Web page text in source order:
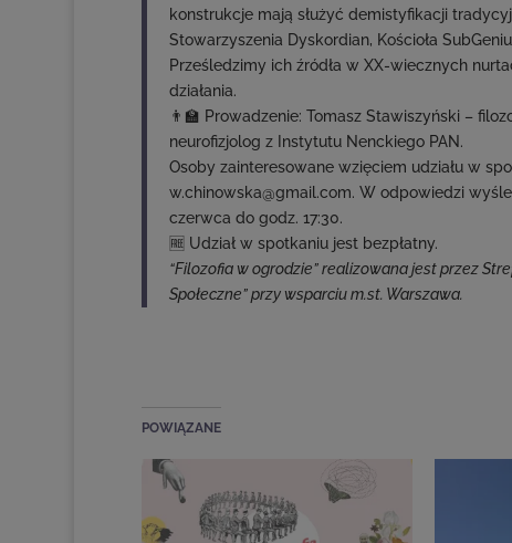
konstrukcje mają służyć demistyfikacji
Stowarzyszenia Dyskordian, Kościoła
Prześledzimy ich źródła w XX-wiecznych
działania.
👨‍🏫 Prowadzenie: Tomasz Stawiszyński –
neurofizjolog z Instytutu Nenckiego PAN.
Osoby zainteresowane wzięciem udziału w
w.chinowska@gmail.com. W odpowiedzi
czerwca do godz. 17:30.
🆓 Udział w spotkaniu jest bezpłatny.
“Filozofia w ogrodzie” realizowana jest przez
Społeczne” przy wsparciu m.st. Warszawa.
POWIĄZANE